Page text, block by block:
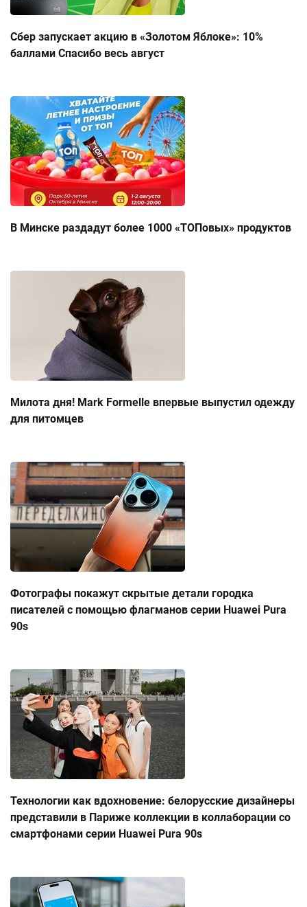
Сбер запускает акцию в «Золотом Яблоке»: 10%
баллами Спасибо весь август
В Минске раздадут более 1000 «ТОПовых» продуктов
Милота дня! Mark Formelle впервые выпустил одежду
для питомцев
Фотографы покажут скрытые детали городка
писателей с помощью флагманов серии Huawei Pura
90s
Технологии как вдохновение: белорусские дизайнеры
представили в Париже коллекции в коллаборации со
смартфонами серии Huawei Pura 90s